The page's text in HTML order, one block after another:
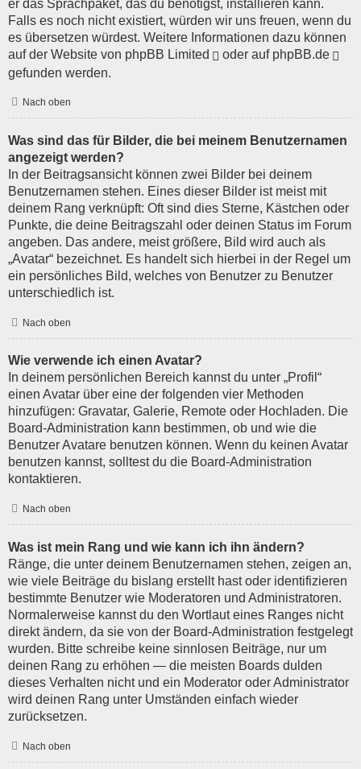
er das Sprachpaket, das du benötigst, installieren kann.
Falls es noch nicht existiert, würden wir uns freuen, wenn du
es übersetzen würdest. Weitere Informationen dazu können
auf der Website von phpBB Limited oder auf phpBB.de
gefunden werden.
Nach oben
Was sind das für Bilder, die bei meinem Benutzernamen
angezeigt werden?
In der Beitragsansicht können zwei Bilder bei deinem
Benutzernamen stehen. Eines dieser Bilder ist meist mit
deinem Rang verknüpft: Oft sind dies Sterne, Kästchen oder
Punkte, die deine Beitragszahl oder deinen Status im Forum
angeben. Das andere, meist größere, Bild wird auch als
„Avatar“ bezeichnet. Es handelt sich hierbei in der Regel um
ein persönliches Bild, welches von Benutzer zu Benutzer
unterschiedlich ist.
Nach oben
Wie verwende ich einen Avatar?
In deinem persönlichen Bereich kannst du unter „Profil“
einen Avatar über eine der folgenden vier Methoden
hinzufügen: Gravatar, Galerie, Remote oder Hochladen. Die
Board-Administration kann bestimmen, ob und wie die
Benutzer Avatare benutzen können. Wenn du keinen Avatar
benutzen kannst, solltest du die Board-Administration
kontaktieren.
Nach oben
Was ist mein Rang und wie kann ich ihn ändern?
Ränge, die unter deinem Benutzernamen stehen, zeigen an,
wie viele Beiträge du bislang erstellt hast oder identifizieren
bestimmte Benutzer wie Moderatoren und Administratoren.
Normalerweise kannst du den Wortlaut eines Ranges nicht
direkt ändern, da sie von der Board-Administration festgelegt
wurden. Bitte schreibe keine sinnlosen Beiträge, nur um
deinen Rang zu erhöhen — die meisten Boards dulden
dieses Verhalten nicht und ein Moderator oder Administrator
wird deinen Rang unter Umständen einfach wieder
zurücksetzen.
Nach oben